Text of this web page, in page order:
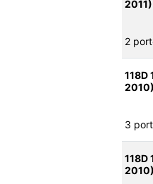
2011)
2
118D
2010)
3
118D
2010)